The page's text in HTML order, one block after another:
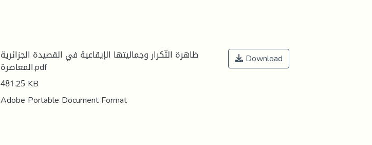
ظاهرة التّكرار وجماليتها الإيقاعية في القصيدة الجزائرية
المعاصرة.pdf
481.25 KB
Adobe Portable Document Format
Download